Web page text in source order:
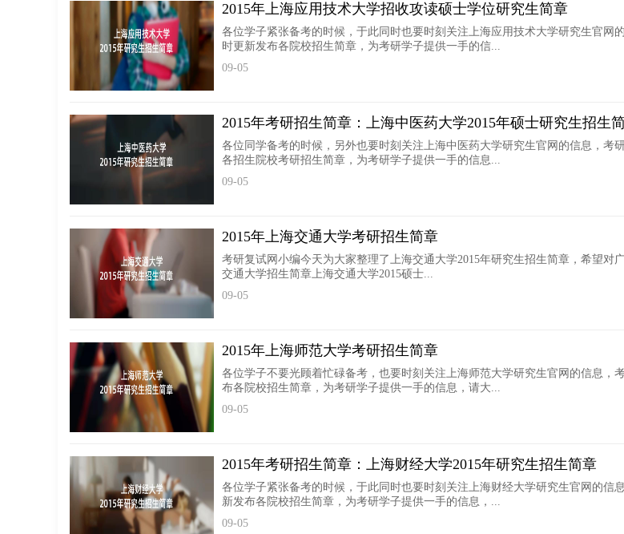
2015年上海应用技术大学招收攻读硕士学位研究生简章
各位学子紧张备考的时候，于此同时也要时刻关注上海应用技术大学研究生官网
时更新发布各院校招生简章，为考研学子提供一手的信...
09-05
2015年考研招生简章：上海中医药大学2015年硕士研究生招生
各位同学备考的时候，另外也要时刻关注上海中医药大学研究生官网的信息，考
各招生院校考研招生简章，为考研学子提供一手的信息...
09-05
2015年上海交通大学考研招生简章
考研复试网小编今天为大家整理了上海交通大学2015年研究生招生简章，希望对
交通大学招生简章上海交通大学2015硕士...
09-05
2015年上海师范大学考研招生简章
各位学子不要光顾着忙碌备考，也要时刻关注上海师范大学研究生官网的信息，
布各院校招生简章，为考研学子提供一手的信息，请大...
09-05
2015年考研招生简章：上海财经大学2015年研究生招生简章
各位学子紧张备考的时候，于此同时也要时刻关注上海财经大学研究生官网的信
新发布各院校招生简章，为考研学子提供一手的信息，...
09-05